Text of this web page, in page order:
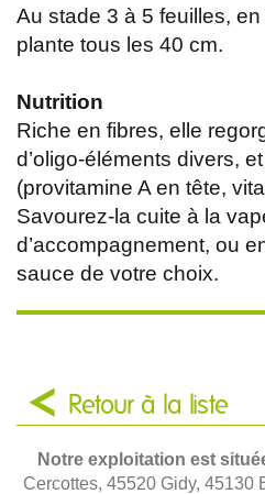
Au stade 3 à 5 feuilles,
plante tous les 40 cm.
Nutrition
Riche en fibres, elle
d’oligo-éléments divers,
(provitamine A en tête,
Savourez-la cuite à la
d’accompagnement, ou
sauce de votre choix.
Retour à la liste
Notre exploitation est
Cercottes, 45520 Gidy, 45130